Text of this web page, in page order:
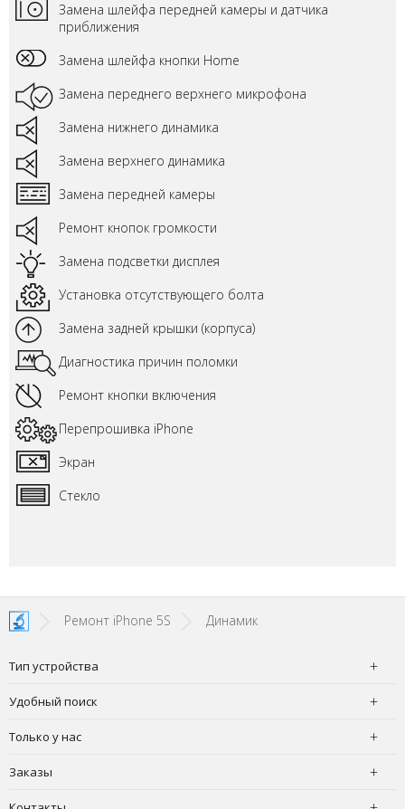
Замена шлейфа передней камеры и датчика
приближения
Замена шлейфа кнопки Home
Замена переднего верхнего микрофона
Замена нижнего динамика
Замена верхнего динамика
Замена передней камеры
Ремонт кнопок громкости
Замена подсветки дисплея
Установка отсутствующего болта
Замена задней крышки (корпуса)
Диагностика причин поломки
Ремонт кнопки включения
Перепрошивка iPhone
Экран
Стекло
Ремонт iPhone 5S Динамик
Тип устройства
Удобный поиск
Только у нас
Заказы